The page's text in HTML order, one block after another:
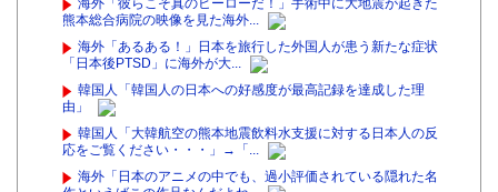
海外「彼らこそ真のヒーローだ！」手術中に大地震が起きた
熊本総合病院の映像を見た海外...
海外「あるある！」日本を旅行した外国人が患う新たな症状
「日本後PTSD」に海外が大...
韓国人「韓国人の日本への好感度が最高記録を達成した理
由」
韓国人「大韓航空の熊本地震飲料水支援に対する日本人の反
応をご覧ください・・・」→「...
海外「日本のアニメの中でも、過小評価されている隠れた名